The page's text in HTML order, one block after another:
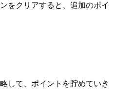
をクリアすると、追加のポイ
して、ポイントを貯めていき